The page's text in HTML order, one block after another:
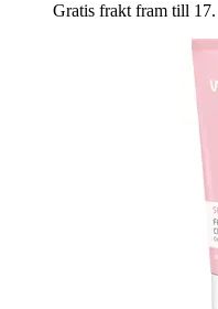
Gratis frakt fram till 17.